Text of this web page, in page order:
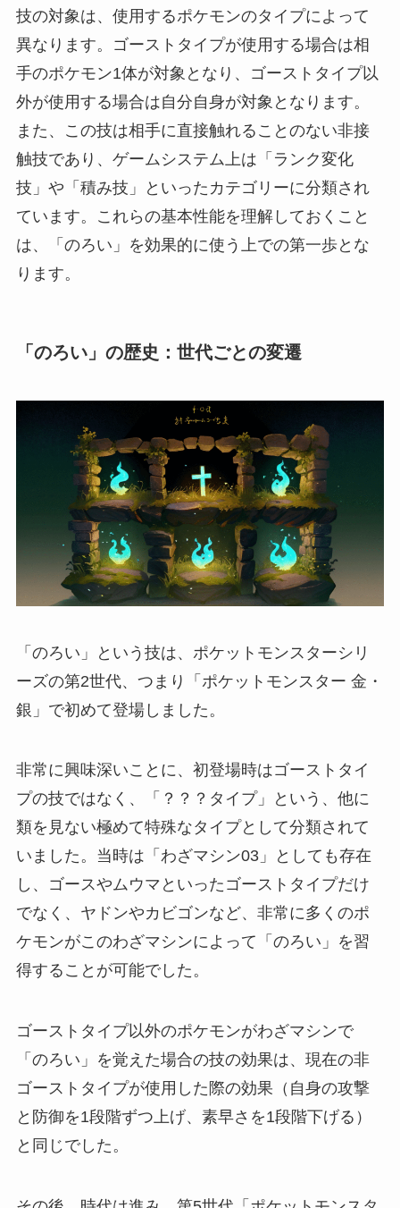
技の対象は、使用するポケモンのタイプによって
異なります。ゴーストタイプが使用する場合は相
手のポケモン1体が対象となり、ゴーストタイプ以
外が使用する場合は自分自身が対象となります。
また、この技は相手に直接触れることのない非接
触技であり、ゲームシステム上は「ランク変化
技」や「積み技」といったカテゴリーに分類され
ています。これらの基本性能を理解しておくこと
は、「のろい」を効果的に使う上での第一歩とな
ります。
「のろい」の歴史：世代ごとの変遷
「のろい」という技は、ポケットモンスターシリ
ーズの第2世代、つまり「ポケットモンスター 金・
銀」で初めて登場しました。
非常に興味深いことに、初登場時はゴーストタイ
プの技ではなく、「？？？タイプ」という、他に
類を見ない極めて特殊なタイプとして分類されて
いました。当時は「わざマシン03」としても存在
し、ゴースやムウマといったゴーストタイプだけ
でなく、ヤドンやカビゴンなど、非常に多くのポ
ケモンがこのわざマシンによって「のろい」を習
得することが可能でした。
ゴーストタイプ以外のポケモンがわざマシンで
「のろい」を覚えた場合の技の効果は、現在の非
ゴーストタイプが使用した際の効果（自身の攻撃
と防御を1段階ずつ上げ、素早さを1段階下げる）
と同じでした。